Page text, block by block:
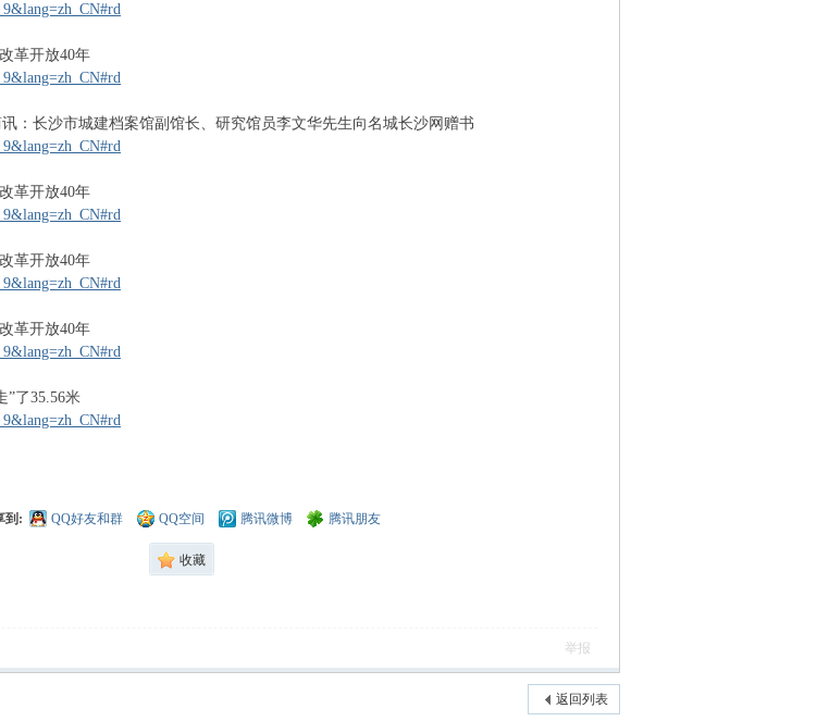
革开放40年
讯：长沙市城建档案馆副馆长、研究馆员李文华先生向名城长沙网赠书
革开放40年
革开放40年
革开放40年
”了35.56米
到: QQ好友和群 QQ空间 腾讯微博 腾讯朋友
收藏
举报
返回列表